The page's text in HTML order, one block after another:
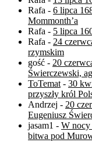
Rafa - 6 lipca
Mommonth’a
Rafa - 5 lipca
Rafa - 24
rzymskim
gość - 20
Świerczewski,
ToTemat - 30
przyszły król
Andrzej - 20
Eugeniusz
jasam1 - W nocy
bitwa pod